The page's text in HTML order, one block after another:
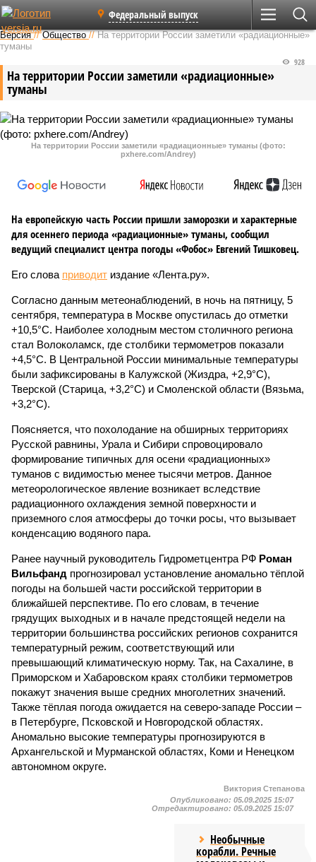
Федеральный выпуск
Версия //Общество //На территории России заметили «радиационные»
туманы
На территории России заметили «радиационные»
туманы
928
На территории России заметили «радиационные» туманы (фото:
pxhere.com/Andrey)
На европейскую часть России пришли заморозки и характерные
для осеннего периода «радиационные» туманы, сообщил
ведущий специалист центра погоды «Фобос» Евгений Тишковец.
Его слова приводит издание «Лента.ру».
Согласно данным метеонаблюдений, в ночь на пятницу, 5
сентября, температура в Москве опустилась до отметки
+10,5°C. Наиболее холодным местом столичного региона
стал Волоколамск, где столбики термометров показали
+4,5°C. В Центральной России минимальные температуры
были зафиксированы в Калужской (Жиздра, +2,9°C),
Тверской (Старица, +3,2°C) и Смоленской области (Вязьма,
+3,2°C).
Поясняется, что похолодание на обширных территориях
Русской равнины, Урала и Сибири спровоцировало
формирование типичных для осени «радиационных»
туманов с видимостью менее тысячи метров. Данное
метеорологическое явление возникает вследствие
радиационного охлаждения земной поверхности и
приземного слоя атмосферы до точки росы, что вызывает
конденсацию водяного пара.
Ранее научный руководитель Гидрометцентра РФ Роман
Вильфанд прогнозировал установление аномально тёплой
погоды на большей части российской территории в
ближайшей перспективе. По его словам, в течение
грядущих выходных и в начале предстоящей недели на
территории большинства российских регионов сохранится
температурный режим, соответствующий или
превышающий климатическую норму. Так, на Сахалине, в
Приморском и Хабаровском краях столбики термометров
покажут значения выше средних многолетних значений.
Также тёплая погода ожидается на северо-западе России –
в Петербурге, Псковской и Новгородской областях.
Аномально высокие температуры прогнозируются в
Архангельской и Мурманской областях, Коми и Ненецком
автономном округе.
Виктория Степанова
Опубликовано: 05.09.2025 15:07
Отредактировано: 05.09.2025 15:07
Необычные
корабли. Речные